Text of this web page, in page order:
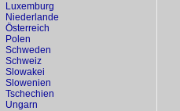
Luxemburg
Niederlande
Österreich
Polen
Schweden
Schweiz
Slowakei
Slowenien
Tschechien
Ungarn